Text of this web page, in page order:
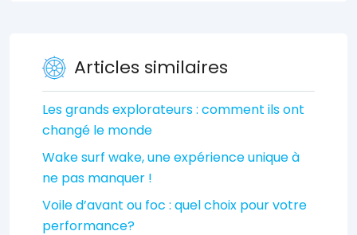
Articles similaires
Les grands explorateurs : comment ils ont
changé le monde
Wake surf wake, une expérience unique à
ne pas manquer !
Voile d’avant ou foc : quel choix pour votre
performance?